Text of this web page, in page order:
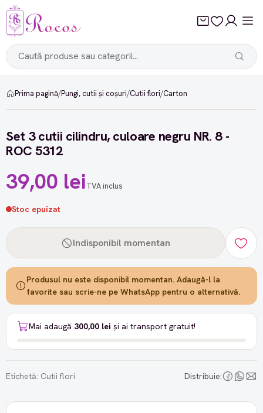
Prima pagină/Pungi, cutii și coșuri/Cutii flori/Carton
Set 3 cutii cilindru, culoare negru NR. 8 -
ROC 5312
39,00 leiTVA inclus
Stoc epuizat
Indisponibil momentan
Produsul nu este disponibil momentan. Adaugă-l la
favorite sau scrie-ne pe WhatsApp pentru o alternativă.
Mai adaugă 300,00 lei și ai transport gratuit!
Etichetă: Cutii flori Distribuie: